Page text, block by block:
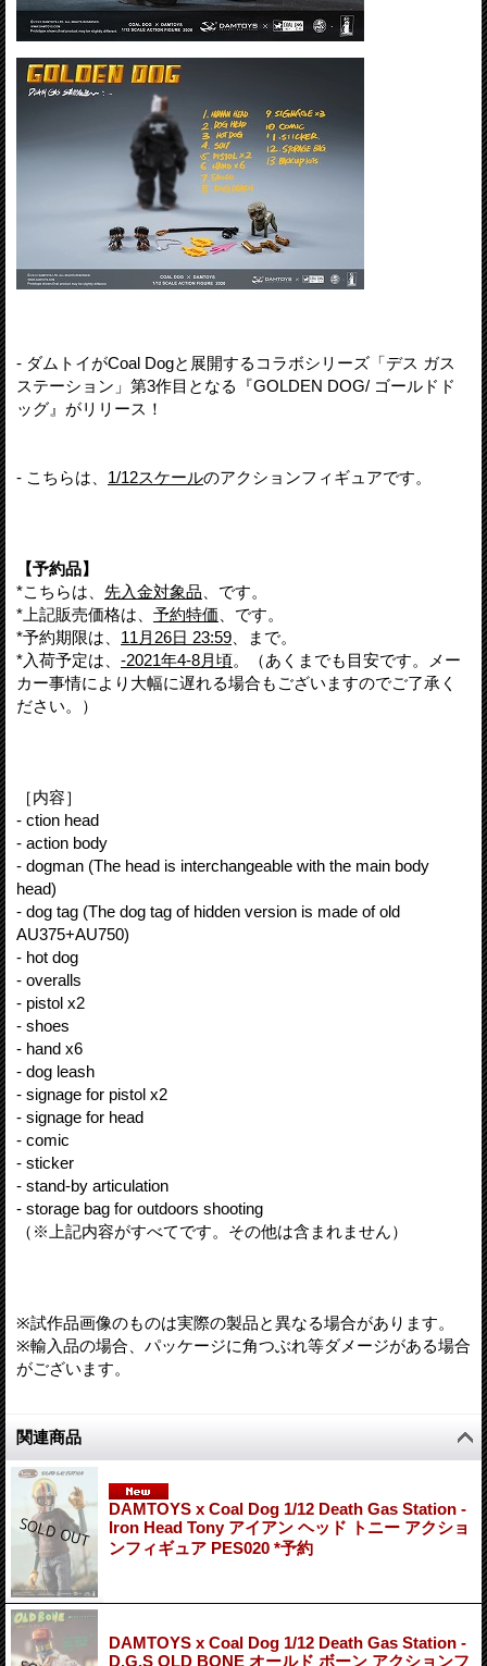
- ダムトイがCoal Dogと展開するコラボシリーズ「デス ガス
ステーション」第3作目となる『GOLDEN DOG/ ゴールドド
ッグ』がリリース！
- こちらは、 1/12スケールのアクションフィギュアです。
【予約品】
*こちらは、 先入金対象品 、です。
*上記販売価格は、 予約特価 、です。
*予約期限は、 11月26日 23:59 、まで。
*入荷予定は、 -2021年4-8月頃。（あくまでも目安です。メー
カー事情により大幅に遅れる場合もございますのでご了承く
ださい。）
［内容］
- ction head
- action body
- dogman (The head is interchangeable with the main body
head)
- dog tag (The dog tag of hidden version is made of old
AU375+AU750)
- hot dog
- overalls
- pistol x2
- shoes
- hand x6
- dog leash
- signage for pistol x2
- signage for head
- comic
- sticker
- stand-by articulation
- storage bag for outdoors shooting
（※上記内容がすべてです。その他は含まれません）
※試作品画像のものは実際の製品と異なる場合があります。
※輸入品の場合、パッケージに角つぶれ等ダメージがある場合
がございます。
関連商品
DAMTOYS x Coal Dog 1/12 Death Gas Station -
Iron Head Tony アイアン ヘッド トニー アクショ
ンフィギュア PES020 *予約
DAMTOYS x Coal Dog 1/12 Death Gas Station -
D.G.S OLD BONE オールド ボーン アクションフ